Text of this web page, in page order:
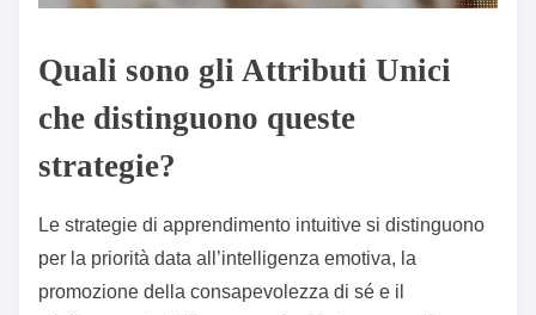
Quali sono gli Attributi Unici
che distinguono queste
strategie?
Le strategie di apprendimento intuitive si distinguono
per la priorità data all’intelligenza emotiva, la
promozione della consapevolezza di sé e il